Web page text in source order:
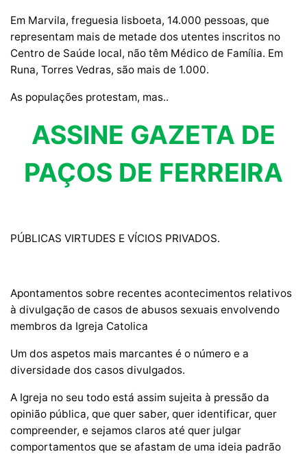
Em Marvila, freguesia lisboeta, 14.000 pessoas, que
representam mais de metade dos utentes inscritos no
Centro de Saúde local, não têm Médico de Família. Em
Runa, Torres Vedras, são mais de 1.000.
As populações protestam, mas..
ASSINE GAZETA DE
PAÇOS DE FERREIRA
PÚBLICAS VIRTUDES E VÍCIOS PRIVADOS.
Apontamentos sobre recentes acontecimentos relativos
à divulgação de casos de abusos sexuais envolvendo
membros da Igreja Catolica
Um dos aspetos mais marcantes é o número e a
diversidade dos casos divulgados.
A Igreja no seu todo está assim sujeita à pressão da
opinião pública, que quer saber, quer identificar, quer
compreender, e sejamos claros até quer julgar
comportamentos que se afastam de uma ideia padrão